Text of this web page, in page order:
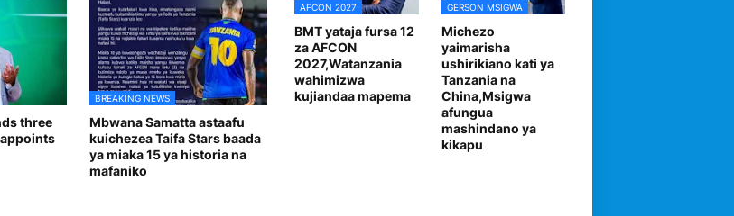
three
BREAKING NEWS
Mbwana Samatta astaafu
kuichezea Taifa Stars baada
ya miaka 15 ya historia na
mafaniko
AFCON 2027
BMT yataja fursa 12
za AFCON
2027,Watanzania
wahimizwa
kujiandaa mapema
GERSON MSIGWA
Michezo
yaimarisha
ushirikiano kati ya
Tanzania na
China,Msigwa
afungua
mashindano ya
kikapu